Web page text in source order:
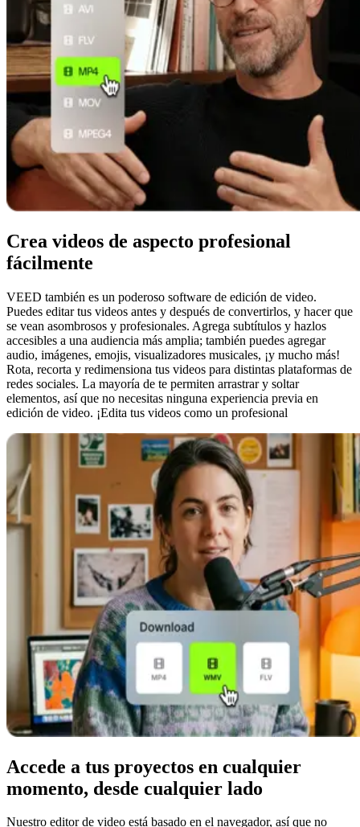
Crea videos de aspecto profesional
fácilmente
VEED también es un poderoso software de edición de video.
Puedes editar tus videos antes y después de convertirlos, y hacer que
se vean asombrosos y profesionales. Agrega subtítulos y hazlos
accesibles a una audiencia más amplia; también puedes agregar
audio, imágenes, emojis, visualizadores musicales, ¡y mucho más!
Rota, recorta y redimensiona tus videos para distintas plataformas de
redes sociales. La mayoría de te permiten arrastrar y soltar
elementos, así que no necesitas ninguna experiencia previa en
edición de video. ¡Edita tus videos como un profesional
Accede a tus proyectos en cualquier
momento, desde cualquier lado
Nuestro editor de video está basado en el navegador, así que no